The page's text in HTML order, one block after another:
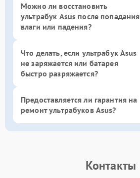
Можно ли восстановить
ультрабук Asus после попадания
влаги или падения?
Что делать, если ультрабук Asus
не заряжается или батарея
быстро разряжается?
Предоставляется ли гарантия на
ремонт ультрабуков Asus?
Контакты